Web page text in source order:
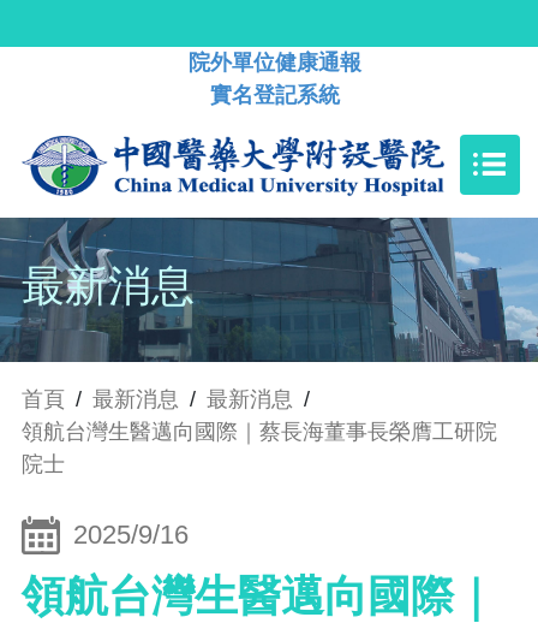
院外單位健康通報
實名登記系統
最新消息
首頁 / 最新消息 / 最新消息 /
領航台灣生醫邁向國際｜蔡長海董事長榮膺工研院
院士
2025/9/16
領航台灣生醫邁向國際｜